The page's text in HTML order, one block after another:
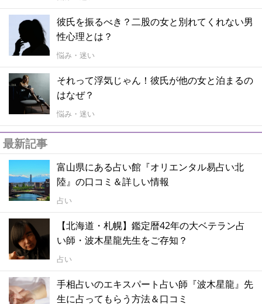
彼氏を振るべき？二股の女と別れてくれない男
性心理とは？
悩み・迷い
それって浮気じゃん！彼氏が他の女と泊まるの
はなぜ？
悩み・迷い
最新記事
富山県にある占い館『オリエンタル易占い北
陸』の口コミ＆詳しい情報
占い
【北海道・札幌】鑑定暦42年の大ベテラン占
い師・波木星龍先生をご存知？
占い
手相占いのエキスパート占い師『波木星龍』先
生に占ってもらう方法＆口コミ